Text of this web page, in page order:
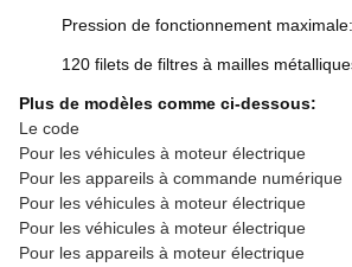
Pression de fonctionnement
120 filets de filtres à mailles
Plus de modèles comme ci-dessous:
Le code
Pour les véhicules à moteur électrique
Pour les appareils à commande numérique
Pour les véhicules à moteur électrique
Pour les véhicules à moteur électrique
Pour les appareils à moteur électrique